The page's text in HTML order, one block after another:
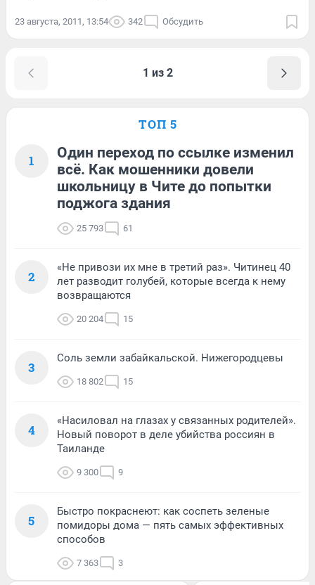
23 августа, 2011, 13:54 342 Обсудить
1 из 2
ТОП 5
1
Один переход по ссылке изменил
всё. Как мошенники довели
школьницу в Чите до попытки
поджога здания
25 793 61
2
«Не привози их мне в третий раз». Читинец 40
лет разводит голубей, которые всегда к нему
возвращаются
20 204 15
3
Соль земли забайкальской. Нижегородцевы
18 802 15
4
«Насиловал на глазах у связанных родителей».
Новый поворот в деле убийства россиян в
Таиланде
9 300 9
5
Быстро покраснеют: как соспеть зеленые
помидоры дома — пять самых эффективных
способов
7 363 3